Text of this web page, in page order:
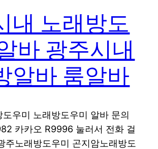
내 노래방도
바 광주시내
알바 룸알바
도우미 노래방도우미 알바 문의
카카오 R9996 눌러서 전화 걸
주노래방도우미 곤지암노래방도